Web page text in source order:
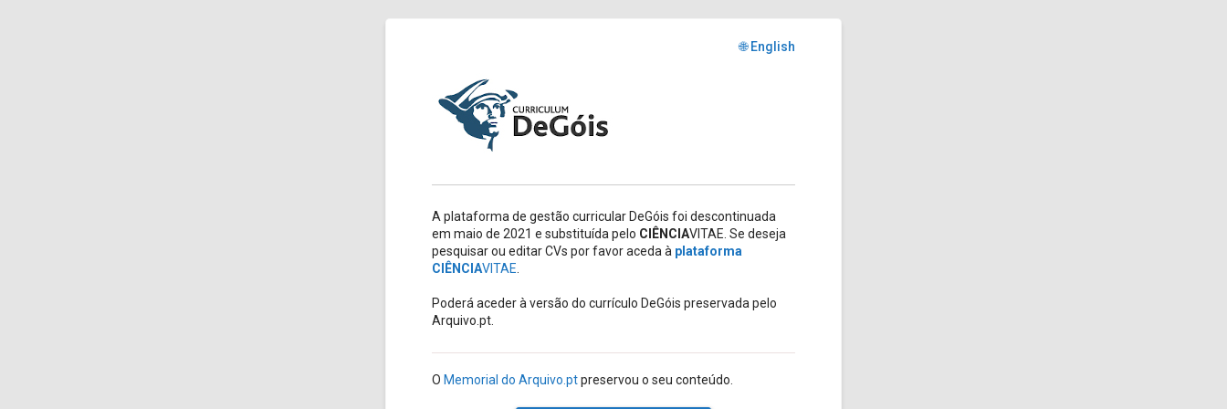
🌐 English
A plataforma de gestão curricular DeGóis foi descontinuada
em maio de 2021 e substituída pelo CIÊNCIAVITAE. Se deseja
pesquisar ou editar CVs por favor aceda à plataforma
CIÊNCIAVITAE
Poderá aceder à versão do currículo DeGóis preservada pelo
Arquivo.pt.
O Memorial do Arquivo.ptpreservou o seu conteúdo.